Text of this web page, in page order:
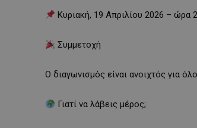
Κυριακή, 19 Απριλίου 2026 – ώρα
Συμμετοχή
Ο διαγωνισμός είναι ανοιχτός για
Γιατί να λάβεις μέρος;